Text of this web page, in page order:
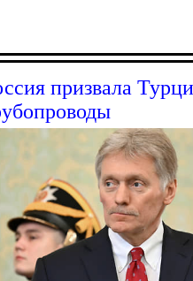
призвала